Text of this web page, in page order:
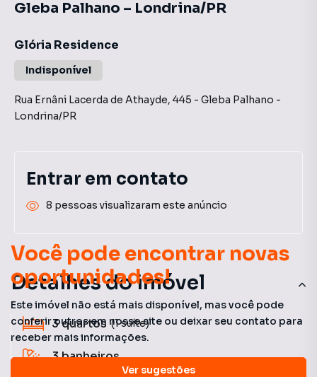
Você pode encontrar novas
oportunidades!
Este imóvel não está mais disponível, mas você pode
conferir outros em nosso site ou deixar seu contato para
receber mais informações.
Ver sugestões
Detalhes do imóvel
3quartos (1 suíte)
3banheiros
Gleba Palhano – Londrina/PR
Glória Residence
Indisponível
Rua Ernâni Lacerda de Athayde, 445 - Gleba Palhano -
Londrina/PR
Entrar em contato
8 pessoas visualizaram este anúncio